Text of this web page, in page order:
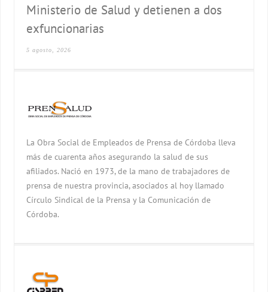
Ministerio de Salud y detienen a dos
exfuncionarias
5 agosto, 2026
La Obra Social de Empleados de Prensa de Córdoba lleva
más de cuarenta años asegurando la salud de sus
afiliados. Nació en 1973, de la mano de trabajadores de
prensa de nuestra provincia, asociados al hoy llamado
Círculo Sindical de la Prensa y la Comunicación de
Córdoba.